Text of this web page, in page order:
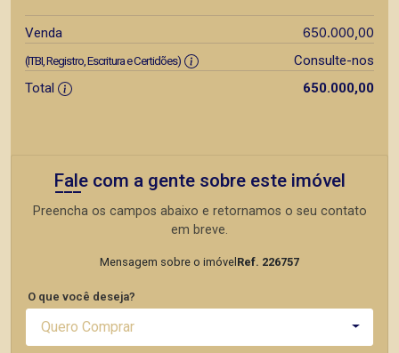
Venda 650.000,00
(ITBI, Registro, Escritura e Certidões)
Consulte-nos
Total
650.000,00
Fale com a gente sobre este imóvel
Preencha os campos abaixo e retornamos o seu contato
em breve.
Mensagem sobre o imóvelRef. 226757
O que você deseja?
Quero Comprar